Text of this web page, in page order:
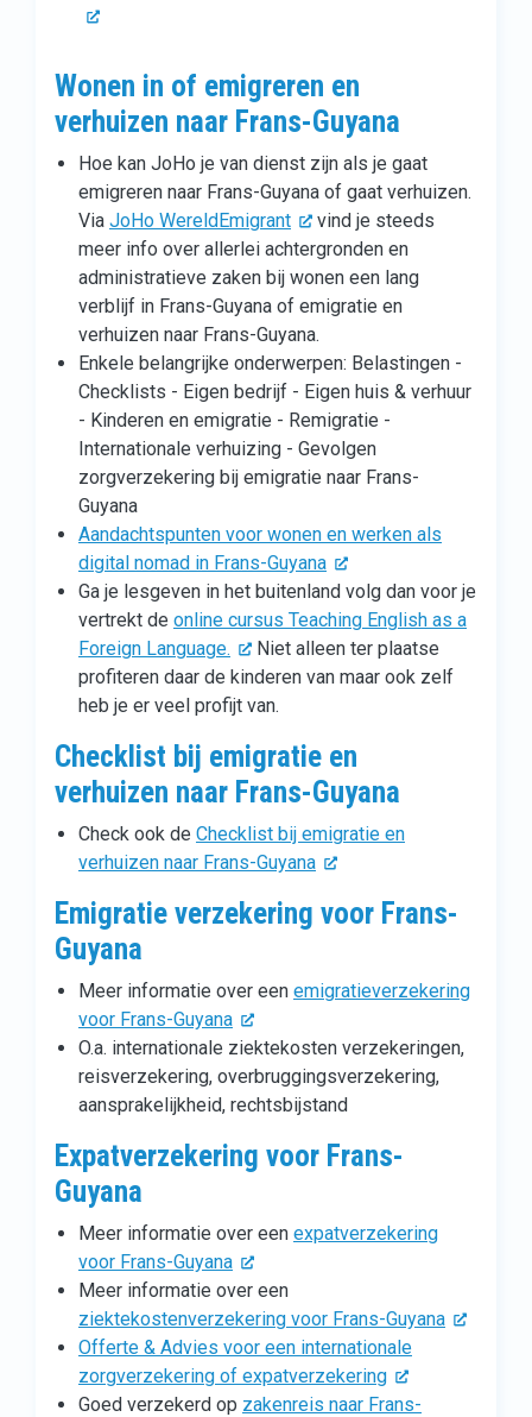
Wonen in of emigreren en
verhuizen naar Frans-Guyana
Hoe kan JoHo je van dienst zijn als je gaat
emigreren naar Frans-Guyana of gaat verhuizen.
Via JoHo WereldEmigrant
vind je steeds
meer info over allerlei achtergronden en
administratieve zaken bij wonen een lang
verblijf in Frans-Guyana of emigratie en
verhuizen naar Frans-Guyana.
Enkele belangrijke onderwerpen: Belastingen -
Checklists - Eigen bedrijf - Eigen huis & verhuur
- Kinderen en emigratie - Remigratie -
Internationale verhuizing - Gevolgen
zorgverzekering bij emigratie naar Frans-
Guyana
Aandachtspunten voor wonen en werken als
digital nomad in Frans-Guyana
Ga je lesgeven in het buitenland volg dan voor je
vertrekt de online cursus Teaching English as a
Foreign Language.
Niet alleen ter plaatse
profiteren daar de kinderen van maar ook zelf
heb je er veel profijt van.
Checklist bij emigratie en
verhuizen naar Frans-Guyana
Check ook de Checklist bij emigratie en
verhuizen naar Frans-Guyana
Emigratie verzekering voor Frans-
Guyana
Meer informatie over een emigratieverzekering
voor Frans-Guyana
O.a. internationale ziektekosten verzekeringen,
reisverzekering, overbruggingsverzekering,
aansprakelijkheid, rechtsbijstand
Expatverzekering voor Frans-
Guyana
Meer informatie over een expatverzekering
voor Frans-Guyana
Meer informatie over een
ziektekostenverzekering voor Frans-Guyana
Offerte & Advies voor een internationale
zorgverzekering of expatverzekering
Goed verzekerd op zakenreis naar Frans-